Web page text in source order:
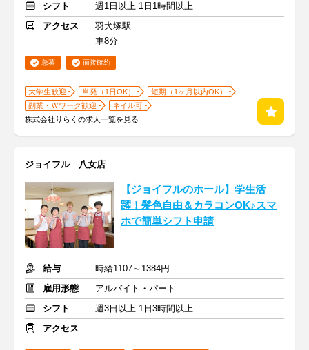
シフト
週1日以上 1日1時間以上
アクセス
羽犬塚駅
車8分
急募 面接確約
大学生歓迎 単発（1日OK）
短期（1ヶ月以内OK）
副業・Ｗワーク歓迎
ネイル可
株式会社りらくの求人一覧を見る
ジョイフル 八女店
【ジョイフルのホール】学生活
躍！髪色自由＆カラコンOK♪スマ
ホで簡単シフト申請
給与
時給1107～1384円
雇用形態
アルバイト・パート
シフト
週3日以上 1日3時間以上
アクセス